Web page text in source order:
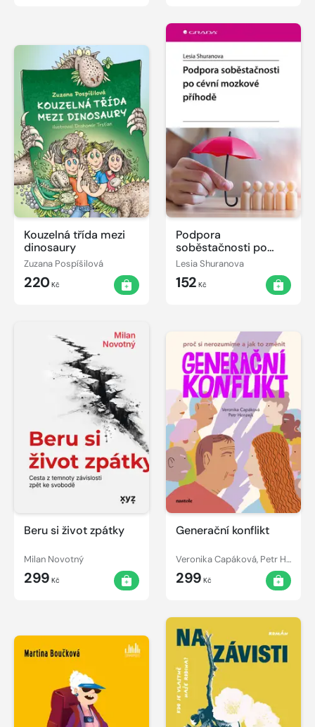
Kouzelná třída mezi
dinosaury
Zuzana Pospíšilová
220Kč
Podpora
soběstačnosti po
cévní mozkové
příhodě
Lesia Shuranova
152 Kč
Beru si život zpátky
Milan Novotný
299 Kč
Generační konflikt
Veronika Capáková, Petr Honzejk
299 Kč